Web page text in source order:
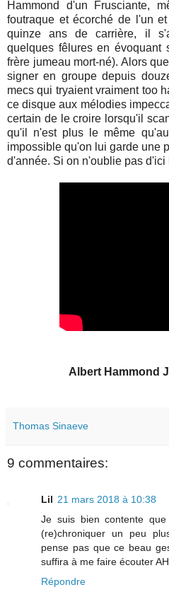
Hammond d'un Frusciante,
foutraque et écorché de l'un
quinze ans de carrière, il
quelques fêlures en évoquant
frère jumeau mort-né). Alors
signer en groupe depuis
mecs qui tryaient vraiment too
ce disque aux mélodies
certain de le croire lorsqu'il
qu'il n'est plus le même
impossible qu'on lui garde une
d'année. Si on n'oublie pas d'ici
Albert Hammond
Thomas Sinaeve
9 commentaires:
Lil 21 mars 2018 à 10:38
Je suis bien contente
(re)chroniquer un peu
pense pas que ce beau
suffira à me faire écouter
Répondre